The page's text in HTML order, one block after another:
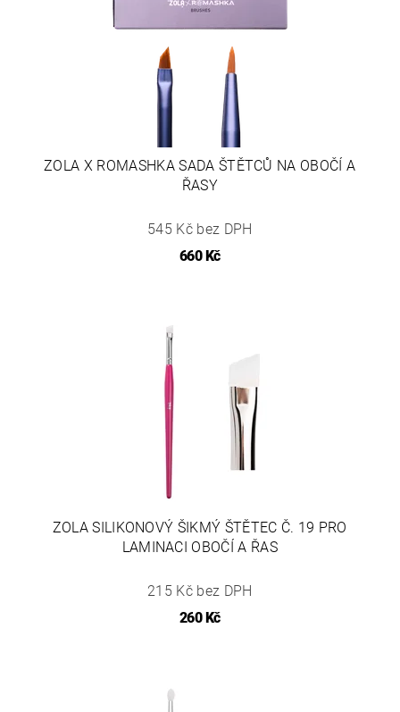
ZOLA X ROMASHKA SADA ŠTĚTCŮ NA OBOČÍ A
ŘASY
545 Kč bez DPH
660 Kč
ZOLA SILIKONOVÝ ŠIKMÝ ŠTĚTEC Č. 19 PRO
LAMINACI OBOČÍ A ŘAS
215 Kč bez DPH
260 Kč